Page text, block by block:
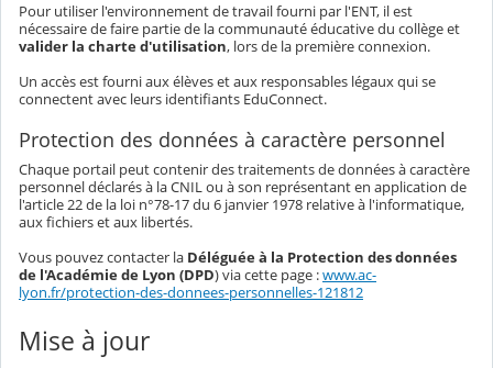
Pour utiliser l'environnement de travail fourni par l'ENT, il est
nécessaire de faire partie de la communauté éducative du collège et
valider la charte d'utilisation, lors de la première connexion.
Un accès est fourni aux élèves et aux responsables légaux qui se
connectent avec leurs identifiants EduConnect.
Protection des données à caractère personnel
Chaque portail peut contenir des traitements de données à caractère
personnel déclarés à la CNIL ou à son représentant en application de
l'article 22 de la loi n°78-17 du 6 janvier 1978 relative à l'informatique,
aux fichiers et aux libertés.
Vous pouvez contacter la Déléguée à la Protection des données
de l'Académie de Lyon (DPD) via cette page :www.ac-
lyon.fr/protection-des-donnees-personnelles-121812
Mise à jour